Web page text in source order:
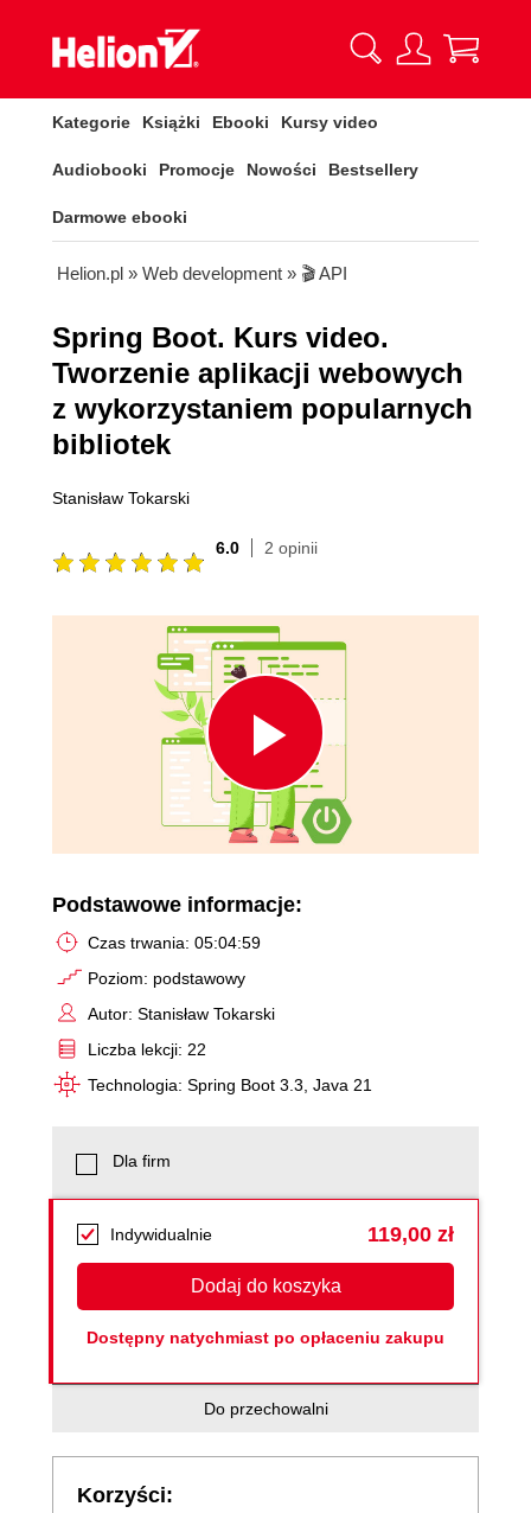
Kategorie Książki Ebooki Kursy video
Audiobooki Promocje Nowości Bestsellery
Darmowe ebooki
Helion.pl » Web development » 🎬 API
Spring Boot. Kurs video.
Tworzenie aplikacji webowych
z wykorzystaniem popularnych
bibliotek
Stanisław Tokarski
6.0 2 opinii
Play
Video
Podstawowe informacje:
Czas trwania: 05:04:59
Poziom: podstawowy
Autor: Stanisław Tokarski
Liczba lekcji: 22
Technologia: Spring Boot 3.3, Java 21
Dla firm
Indywidualnie 119,00 zł
Dodaj do koszyka
Dostępny natychmiast po opłaceniu zakupu
Do przechowalni
Korzyści: